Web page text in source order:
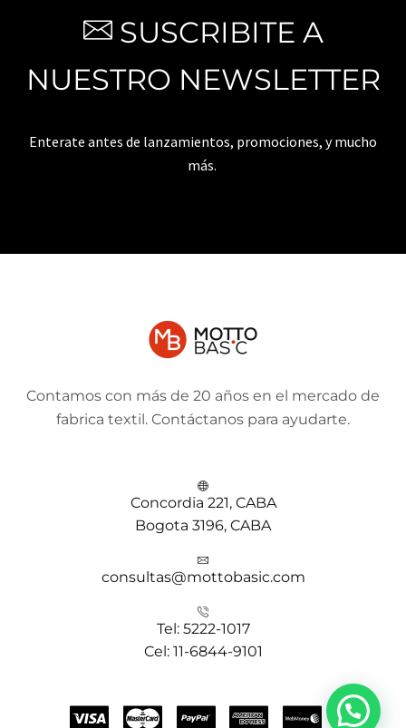
SUSCRIBITE A
NUESTRO NEWSLETTER
Enterate antes de lanzamientos, promociones, y mucho
más.
Contamos con más de 20 años en el mercado de
fabrica textil. Contáctanos para ayudarte.
Concordia 221, CABA
Bogota 3196, CABA
consultas@mottobasic.com
Tel: 5222-1017
Cel: 11-6844-9101